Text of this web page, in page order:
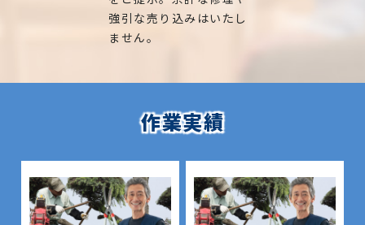
強引な売り込みはいたし
ません。
作業実績